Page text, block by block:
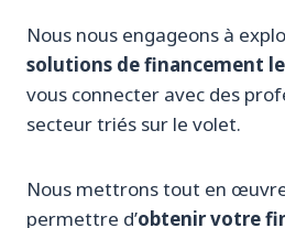
Nous nous engageons à
solutions de financement
vous connecter avec des
secteur triés sur le volet.
Nous mettrons tout en
permettre d’obtenir votre